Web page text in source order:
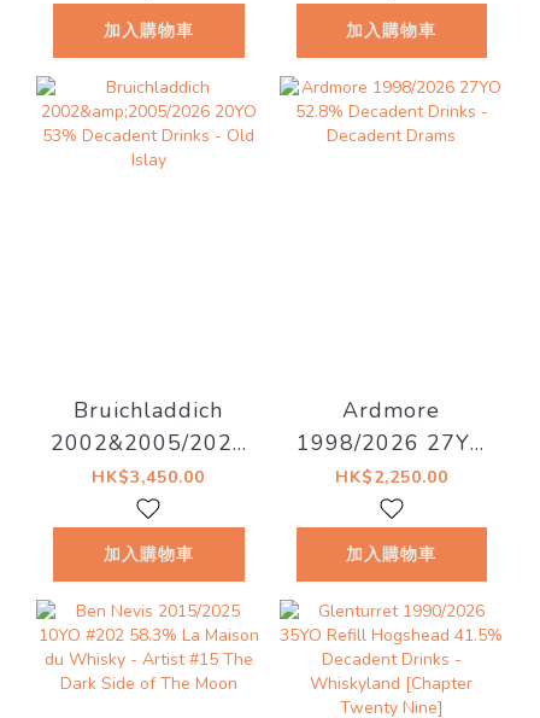
Drinks -
[Chapter Thirty
Two]
加入購物車
Drinks - Decadent
加入購物車
Bruichladdich
2002&2005/2026
20YO 53%
Decadent Drinks -
Old Islay
HK$3,450.00
加入購物車
Ardmore
1998/2026 27YO
52.8% Decadent
Drinks - Decadent
Drams
HK$2,250.00
加入購物車